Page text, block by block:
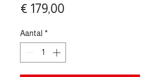
€ 179,00
Aantal *